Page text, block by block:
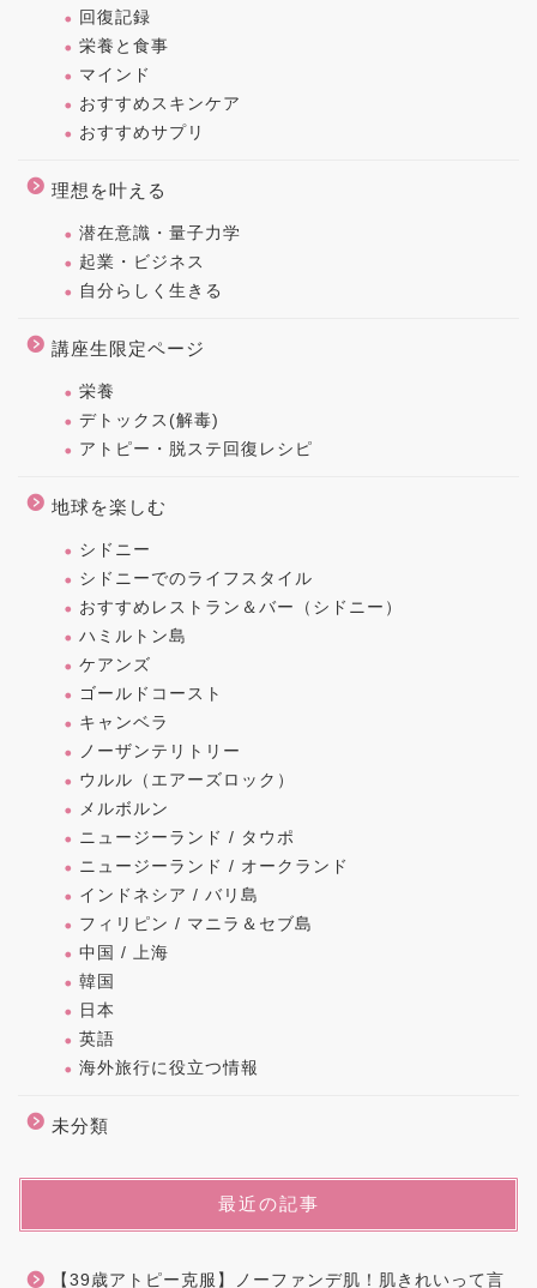
回復記録
栄養と食事
マインド
おすすめスキンケア
おすすめサプリ
理想を叶える
潜在意識・量子力学
起業・ビジネス
自分らしく生きる
講座生限定ページ
栄養
デトックス(解毒)
アトピー・脱ステ回復レシピ
地球を楽しむ
シドニー
シドニーでのライフスタイル
おすすめレストラン＆バー（シドニー）
ハミルトン島
ケアンズ
ゴールドコースト
キャンベラ
ノーザンテリトリー
ウルル（エアーズロック）
メルボルン
ニュージーランド / タウポ
ニュージーランド / オークランド
インドネシア / バリ島
フィリピン / マニラ＆セブ島
中国 / 上海
韓国
日本
英語
海外旅行に役立つ情報
未分類
最近の記事
【39歳アトピー克服】ノーファンデ肌！肌きれいって言